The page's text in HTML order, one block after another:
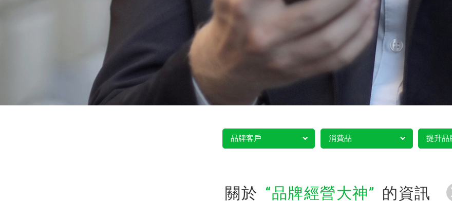
品牌客戶 消費品 提升品
關於 品牌經營大神 的資訊